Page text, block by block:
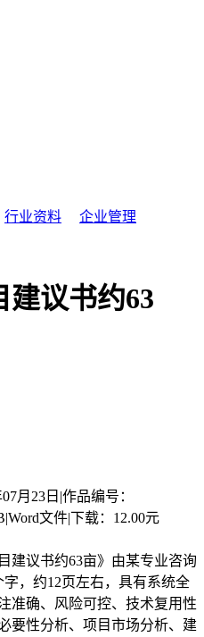
行业资料 企业管理
建议书约63
月23日 |作品编号：
|Word文件|下载：12.00元
建议书约63亩》由某专业咨询
，约12页左右，具有系统全
准确、风险可控、技术复用性
要性分析、项目市场分析、建